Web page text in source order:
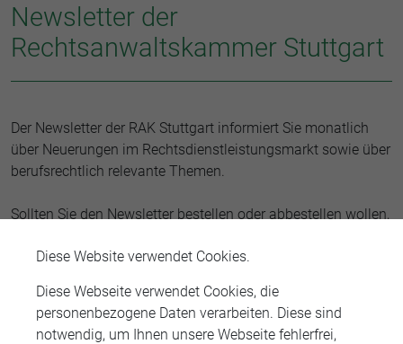
Diese Website verwendet Cookies.
Diese Webseite verwendet Cookies, die
personenbezogene Daten verarbeiten. Diese sind
notwendig, um Ihnen unsere Webseite fehlerfrei,
Newsletter der
Rechtsanwaltskammer Stuttgart
Der Newsletter der RAK Stuttgart informiert Sie monatlich
über Neuerungen im Rechtsdienstleistungsmarkt sowie über
berufsrechtlich relevante Themen.
Sollten Sie den Newsletter bestellen oder abbestellen wollen,
abbestellen. Sie können auch direkt im Newsletter auf